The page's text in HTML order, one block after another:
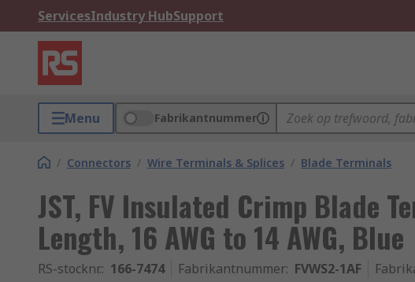
ServicesIndustry HubSupport
Menu Fabrikantnummer
/ Connectors / Wire Terminals & Splices / Blade Terminals
JST, FV Insulated Crimp Blade
Length, 16 AWG to 14 AWG, Blue
RS-stocknr.: 166-7474 Fabrikantnummer: FVWS2-1AF